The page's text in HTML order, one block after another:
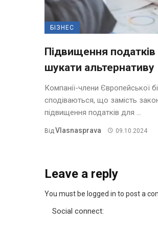
БІЗНЕС
Підвищення
шукати альтернативу
Компанії-члени Європейської
сподіваються, що замість
підвищення податків для ...
Від Vlasnasprava 09.10.2024
Leave a reply
You must be logged in to post a
Social connect: